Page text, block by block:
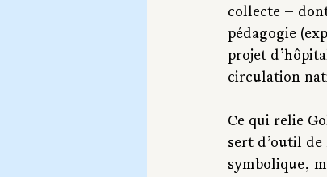
collecte —
pédagogie
projet
circulation
Ce qui relie
sert d’outil de
symbolique,